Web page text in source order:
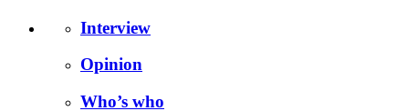
Interview
Opinion
Who’s who